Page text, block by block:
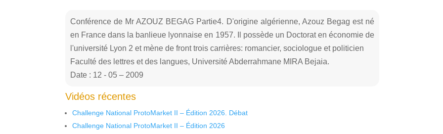
Conférence de Mr AZOUZ BEGAG Partie4. D'origine algérienne, Azouz Begag est né
en France dans la banlieue lyonnaise en 1957. Il possède un Doctorat en économie de
l'université Lyon 2 et mène de front trois carrières: romancier, sociologue et politicien
Faculté des lettres et des langues, Université Abderrahmane MIRA Bejaia.
Date : 12 - 05 – 2009
Vidéos récentes
Challenge National ProtoMarket II – Édition 2026. Débat
Challenge National ProtoMarket II – Édition 2026